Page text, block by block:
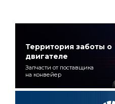
Территория заботы о
двигателе
Запчасти от поставщика
на конвейер